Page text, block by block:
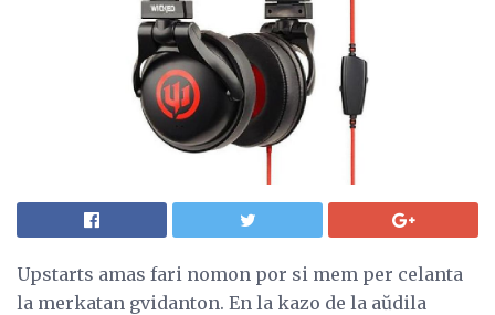
Upstarts amas fari nomon por si mem per celanta
la merkatan gvidanton. En la kazo de la aŭdila